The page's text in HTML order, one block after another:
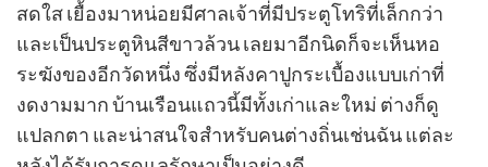
สดใส เยื้องมาหน่อยมีศาลเจ้าที่มีประตูโทริที่เล็กกว่า
และเป็นประตูหินสีขาวล้วน เลยมาอีกนิดก็จะเห็นหอ
ระฆังของอีกวัดหนึ่ง ซึ่งมีหลังคาปูกระเบื้องแบบเก่าที่
งดงามมาก บ้านเรือนแถวนี้มีทั้งเก่าและใหม่ ต่างก็ดู
แปลกตา และน่าสนใจสำหรับคนต่างถิ่นเช่นฉัน แต่ละ